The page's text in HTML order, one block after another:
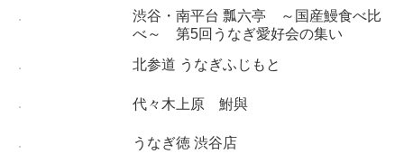
渋谷・南平台 瓢六亭 ～国産鰻食べ比
べ～ 第5回うなぎ愛好会の集い
北参道 うなぎふじもと
代々木上原 鮒與
うなぎ徳 渋谷店